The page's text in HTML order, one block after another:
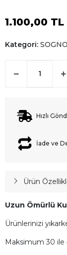
1.100,00 TL
Kategori:
Hızlı
İade ve
Ürün
Uzun Ömürlü
Ürünlerinizi
Maksimum 30 ile